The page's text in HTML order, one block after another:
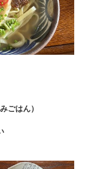
ごはん）